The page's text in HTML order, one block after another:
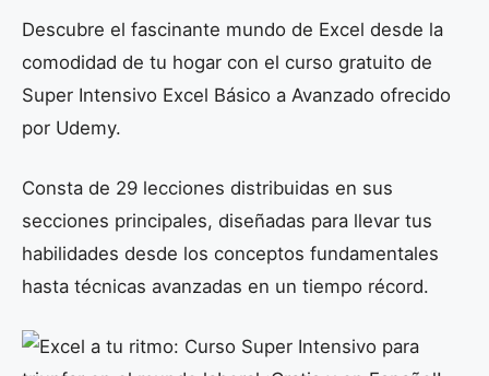
Descubre el fascinante mundo de Excel desde la
comodidad de tu hogar con el curso gratuito de
Super Intensivo Excel Básico a Avanzado ofrecido
por Udemy.
Consta de 29 lecciones distribuidas en sus
secciones principales, diseñadas para llevar tus
habilidades desde los conceptos fundamentales
hasta técnicas avanzadas en un tiempo récord.